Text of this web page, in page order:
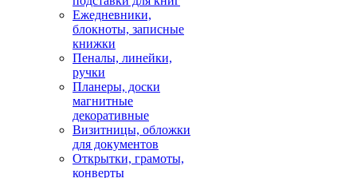
Ежедневники,
блокноты, записные
книжки
Пеналы, линейки,
ручки
Планеры, доски
магнитные
декоративные
Визитницы, обложки
для документов
Открытки, грамоты,
конверты